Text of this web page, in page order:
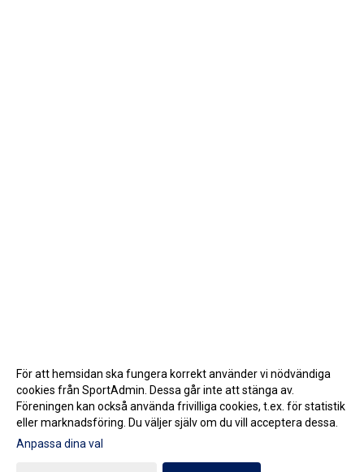
Gå till Webbversion
För att hemsidan ska fungera korrekt använder vi nödvändiga
cookies från SportAdmin. Dessa går inte att stänga av.
Föreningen kan också använda frivilliga cookies, t.ex. för statistik
eller marknadsföring. Du väljer själv om du vill acceptera dessa.
Anpassa dina val